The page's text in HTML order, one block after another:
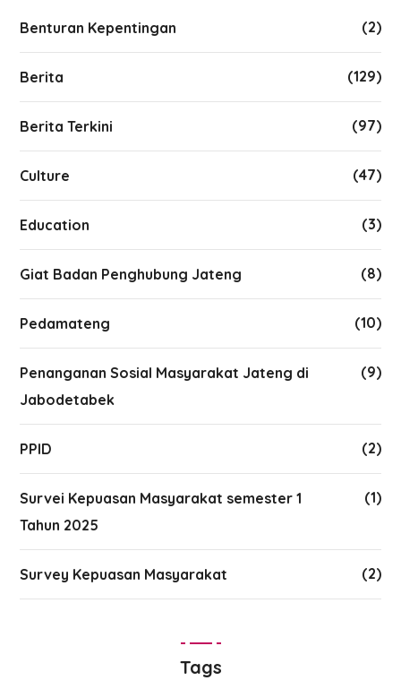
Benturan Kepentingan (2)
Berita (129)
Berita Terkini (97)
Culture (47)
Education (3)
Giat Badan Penghubung Jateng (8)
Pedamateng (10)
Penanganan Sosial Masyarakat Jateng di
Jabodetabek
(9)
PPID (2)
Survei Kepuasan Masyarakat semester 1
Tahun 2025
(1)
Survey Kepuasan Masyarakat (2)
Tags